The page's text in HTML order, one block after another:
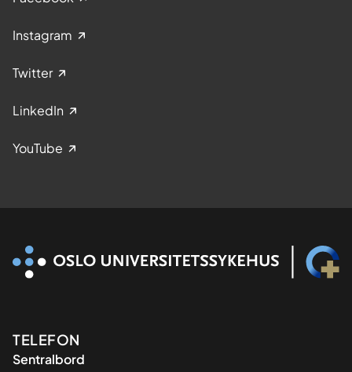
Instagram
Twitter
LinkedIn
YouTube
Kontaktinformasjon
TELEFON
Sentralbord